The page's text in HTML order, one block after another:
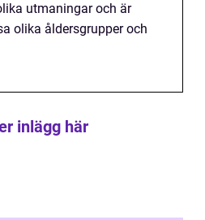
utmaningar och är
olika åldersgrupper och
inlägg här